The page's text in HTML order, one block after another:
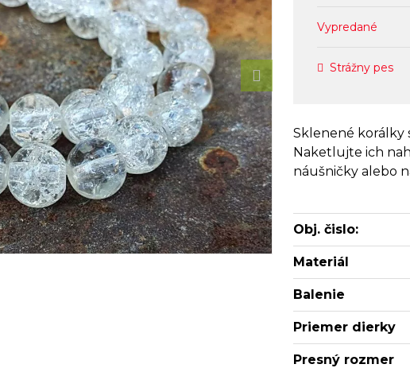
Vypredané
Strážny pes
Sklenené korálky
Naketlujte ich
náušničky alebo
Obj. čislo:
Materiál
Balenie
Priemer dierky
Presný rozmer